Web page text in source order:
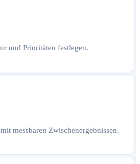
und Prioritäten festlegen.
messbaren Zwischenergebnissen.